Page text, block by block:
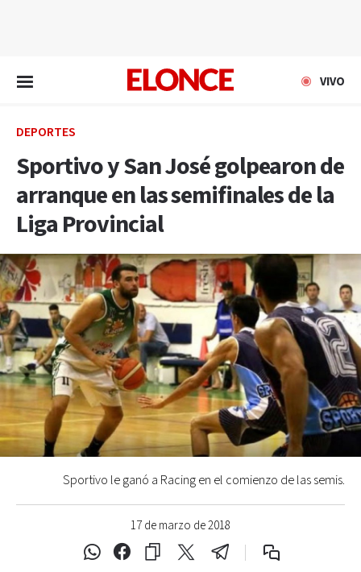
VIVO
DEPORTES
Sportivo y San José golpearon de
arranque en las semifinales de la
Liga Provincial
17 de marzo de 2018
Sportivo le ganó a Racing en el comienzo de las semis.